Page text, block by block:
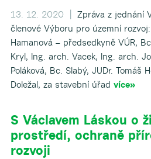
13. 12. 2020 |
Zpráva z jednání
členové Výboru pro územní
Hamanová – předsedkyně VÚR,
Kryl, Ing. arch. Vacek, Ing. arch.
Poláková, Bc. Slabý, JUDr. Tomáš
Doležal, za stavební úřad více»
S Václavem Láskou o
prostředí, ochraně
rozvoji